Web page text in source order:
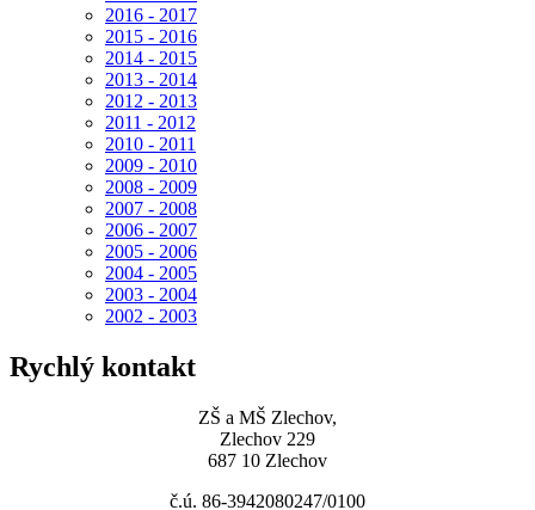
2016 - 2017
2015 - 2016
2014 - 2015
2013 - 2014
2012 - 2013
2011 - 2012
2010 - 2011
2009 - 2010
2008 - 2009
2007 - 2008
2006 - 2007
2005 - 2006
2004 - 2005
2003 - 2004
2002 - 2003
Rychlý kontakt
ZŠ a MŠ Zlechov,
Zlechov 229
687 10 Zlechov
č.ú. 86-3942080247/0100